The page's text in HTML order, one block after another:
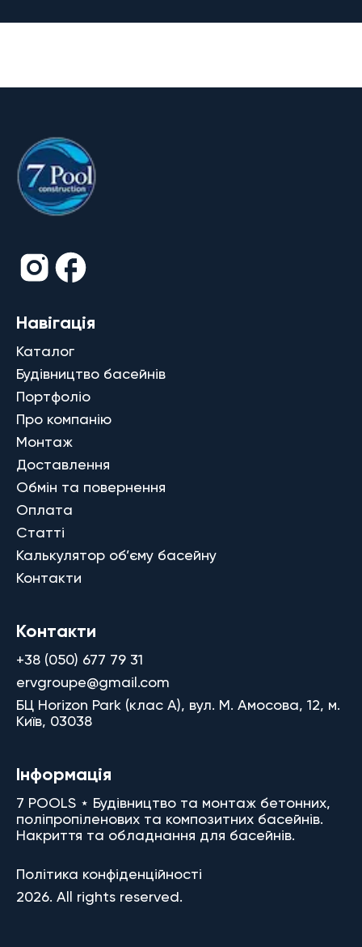
Навігація
Каталог
Будівництво басейнів
Портфоліо
Про компанію
Монтаж
Доставлення
Обмін та повернення
Оплата
Статті
Калькулятор об’єму басейну
Контакти
Контакти
+38 (050) 677 79 31
ervgroupe@gmail.com
БЦ Horizon Park (клас A), вул. М. Амосова, 12, м.
Київ, 03038
Інформація
7 POOLS ⋆ Будівництво та монтаж бетонних,
поліпропіленових та композитних басейнів.
Накриття та обладнання для басейнів.
Політика конфіденційності
2026. All rights reserved.